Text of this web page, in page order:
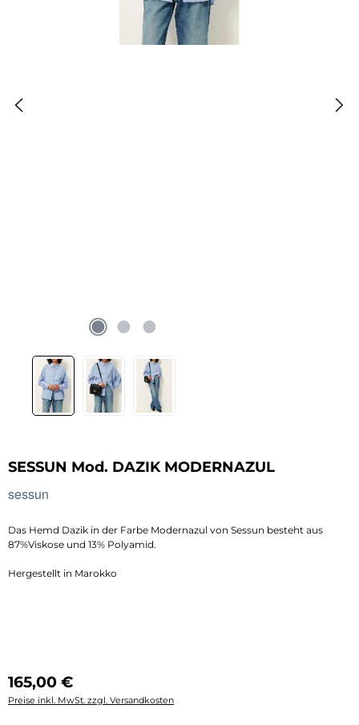
SESSUN Mod. DAZIK MODERNAZUL
sessun
Das Hemd Dazik in der Farbe Modernazul von Sessun besteht aus
87%Viskose und 13% Polyamid.
Hergestellt in Marokko
Regulärer Preis:
165,00 €
Preise inkl. MwSt. zzgl. Versandkosten